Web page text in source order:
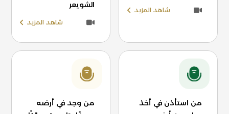
شاهد المزيد
الشويعر
شاهد المزيد
من استأذن في أخذ
من وجد في أرضه